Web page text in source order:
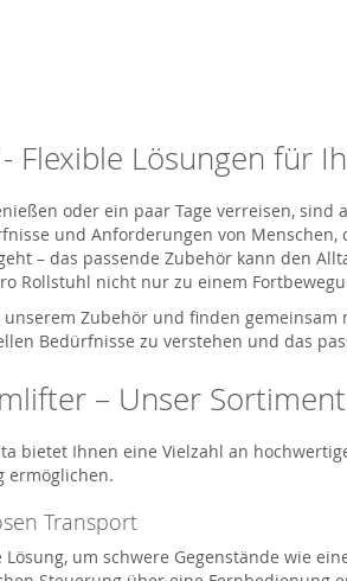
Flexible Lösungen für
oder ein paar Tage verreisen, sind
und Anforderungen von
– das passende Zubehör kann den
Rollstuhl nicht nur zu einem
Zubehör und finden
Bedürfnisse zu verstehen und das
– Unser
bietet Ihnen eine Vielzahl an
ermöglichen.
Transport
um schwere Gegenstände wie